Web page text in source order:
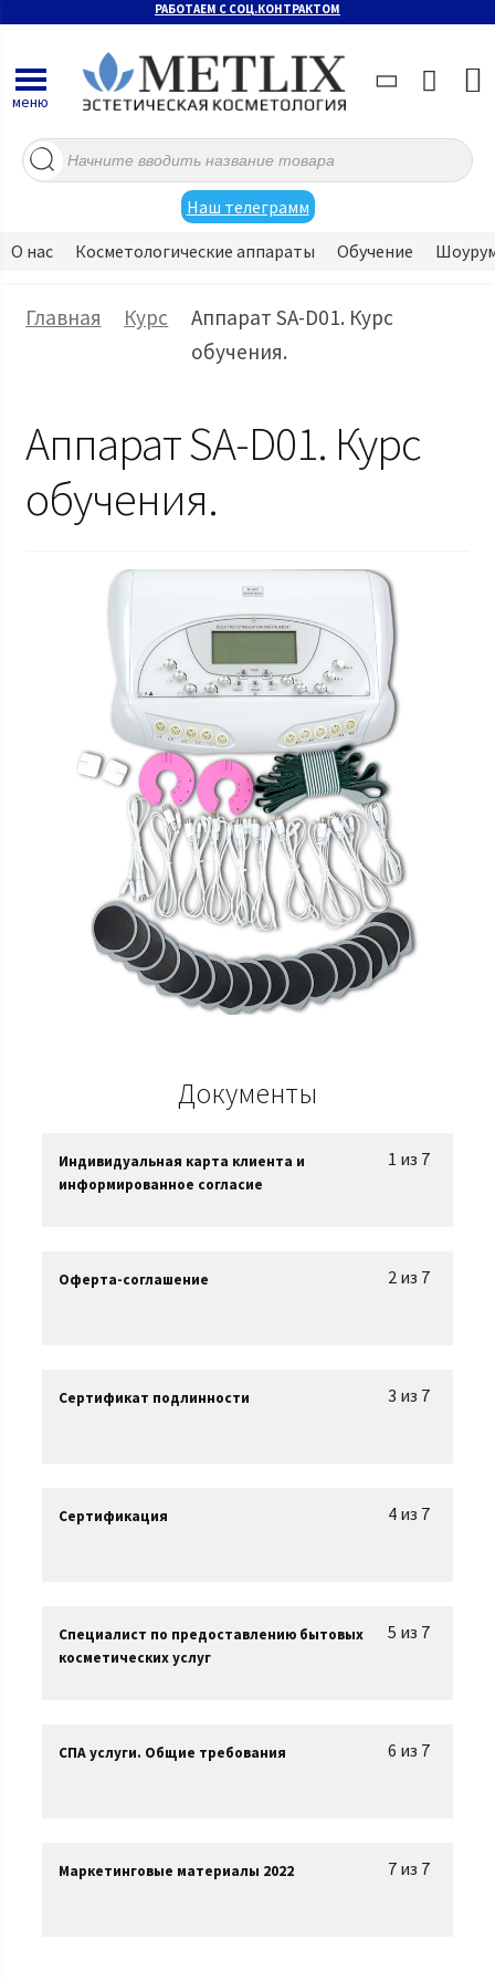
РАБОТАЕМ С СОЦ.КОНТРАКТОМ
Поиск
товаров
Наш телеграмм
меню
О нас Косметологические аппараты Обучение
Главная Курс
Аппарат SA-D01. Курс
обучения.
Аппарат SA-D01. Курс
обучения.
Документы
1 из 7
Индивидуальная карта клиента и
информированное согласие
2 из 7
Оферта-соглашение
3 из 7
Сертификат подлинности
4 из 7
Сертификация
5 из 7
Специалист по предоставлению бытовых
косметических услуг
6 из 7
СПА услуги. Общие требования
7 из 7
Маркетинговые материалы 2022